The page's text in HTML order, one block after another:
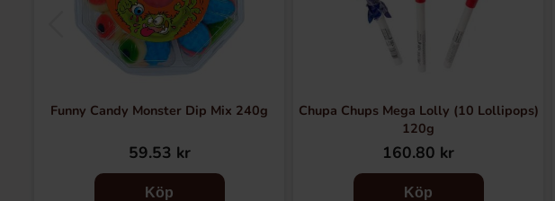
Funny Candy Monster Dip Mix 240g
59.53 kr
Köp
Chupa Chups Mega Lolly (10 Lollipops)
120g
160.80 kr
Köp